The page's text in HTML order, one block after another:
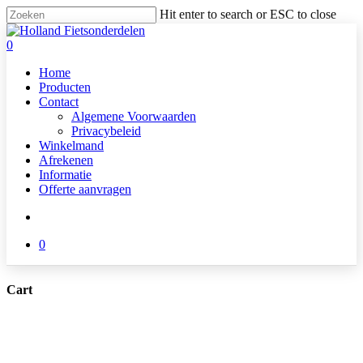
Skip
to
main
Hit enter to search or ESC to close
Close
Search
search
0
Home
Producten
Contact
Algemene Voorwaarden
Privacybeleid
Winkelmand
Afrekenen
Informatie
Offerte aanvragen
0
Cart